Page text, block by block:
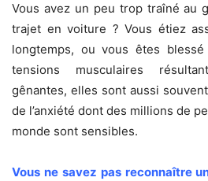
Vous avez un peu trop traîné au
trajet en voiture ? Vous étiez
longtemps, ou vous êtes
tensions musculaires
gênantes, elles sont aussi
de l’anxiété dont des millions de
monde sont sensibles.
Vous ne savez pas reconnaître